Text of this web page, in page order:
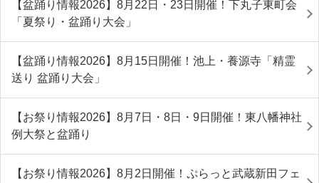
【盆踊り情報2026】8月22日・23日開催！下丸子東町会
「夏祭り・盆踊り大会」
【盆踊り情報2026】8月15日開催！池上・養源寺「精霊
送り 盆踊り大会」
【お祭り情報2026】8月7日・8日・9日開催！東八幡神社
例大祭と盆踊り
【お祭り情報2026】8月2日開催！ぷらっと武蔵新田フェ